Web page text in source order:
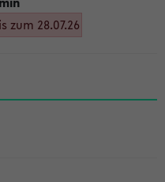
zum 28.07.26